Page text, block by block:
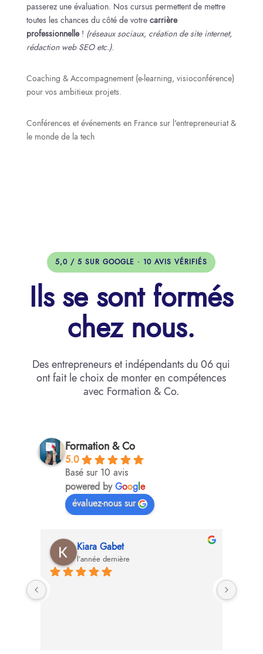
passerez une évaluation. Nos cursus permettent de mettre
toutes les chances du côté de votrecarrière
professionnelle! (réseaux sociaux, création de site internet,
rédaction web SEO etc.).
Coaching & Accompagnement (e-learning, visioconférence)
pour vos ambitieux projets.
Conférences et événements en France sur l'entrepreneuriat &
le monde de la tech
5,0 / 5 SUR GOOGLE · 10 AVIS VÉRIFIÉS
Ils se sont formés
chez nous.
Des entrepreneurs et indépendants du 06 qui
ont fait le choix de monter en compétences
avec Formation & Co.
Formation & Co
5.0
Basé sur 10 avis
powered byGoogle
évaluez-nous sur
Kiara Gabet
l’année dernière